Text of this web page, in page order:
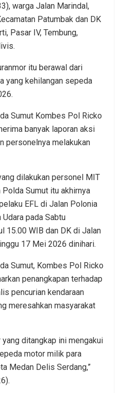
warga Jalan Marindal,
Patumbak dan DK
Pasar IV, Tembung,
itu berawal dari
yang kehilangan sepeda
Sumut Kombes Pol Ricko
banyak laporan aksi
personelnya melakukan
dilakukan personel MIT
Sumut itu akhirnya
EFL di Jalan Polonia
pada Sabtu
15.00 WIB dan DK di Jalan
17 Mei 2026 dinihari.
Sumut, Kombes Pol Ricko
penangkapan terhadap
pencurian kendaraan
meresahkan masyarakat
yang ditangkap ini mengakui
motor milik para
Medan Delis Serdang,”